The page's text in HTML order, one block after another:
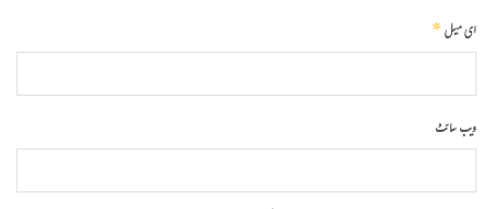
ای میل*
ویب‌ سائٹ